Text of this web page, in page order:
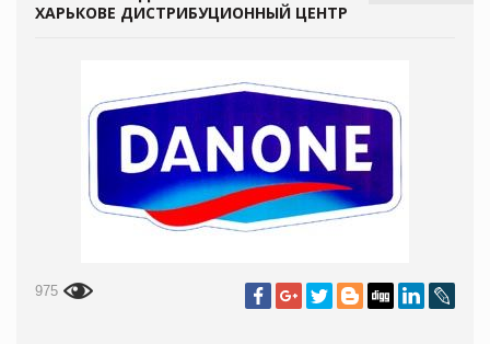
ХАРЬКОВЕ ДИСТРИБУЦИОННЫЙ ЦЕНТР
975